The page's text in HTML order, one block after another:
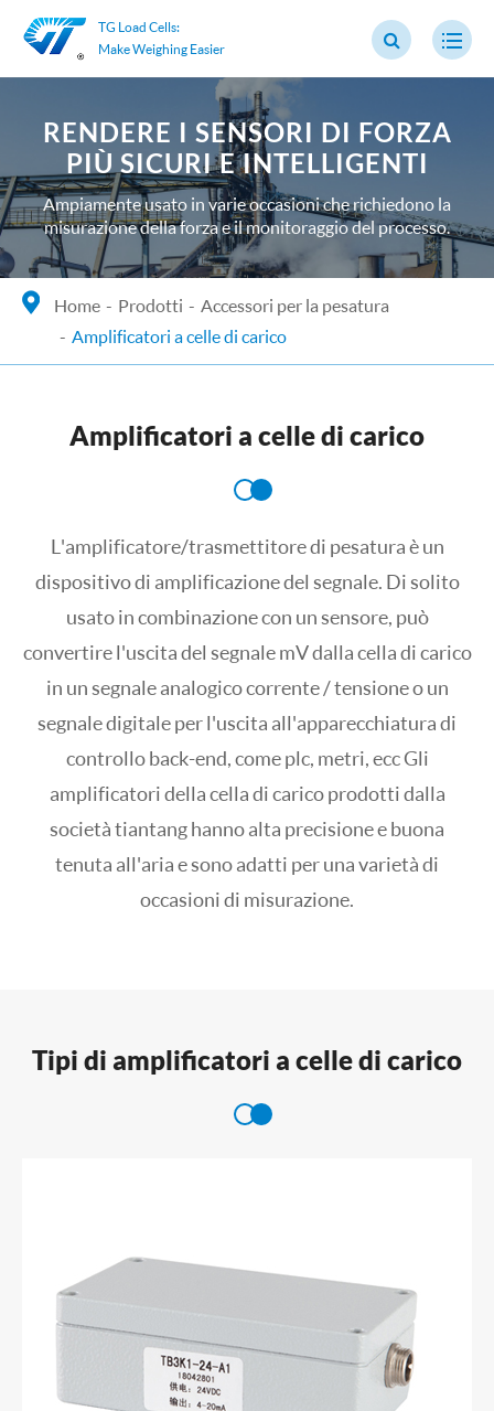
TG Load Cells:
Make Weighing Easier
RENDERE I SENSORI DI FORZA
PIÙ SICURI E INTELLIGENTI
Ampiamente usato in varie occasioni che richiedono la
misurazione della forza e il monitoraggio del processo.
Home Prodotti
Accessori per la pesatura
Amplificatori a celle di carico
Amplificatori a celle di carico
L'amplificatore/trasmettitore di pesatura è un
dispositivo di amplificazione del segnale. Di solito
usato in combinazione con un sensore, può
convertire l'uscita del segnale mV dalla cella di carico
in un segnale analogico corrente / tensione o un
segnale digitale per l'uscita all'apparecchiatura di
controllo back-end, come plc, metri, ecc Gli
amplificatori della cella di carico prodotti dalla
società tiantang hanno alta precisione e buona
tenuta all'aria e sono adatti per una varietà di
occasioni di misurazione.
Tipi di amplificatori a celle di carico